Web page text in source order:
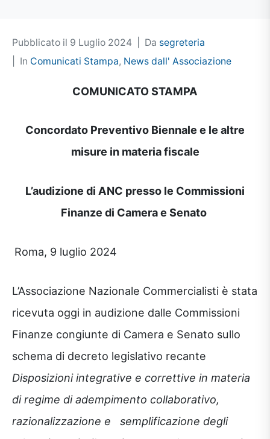
Pubblicato il 9 Luglio 2024 Da segreteria
In Comunicati Stampa, News dall' Associazione
COMUNICATO STAMPA
Concordato Preventivo Biennale e le altre
misure in materia fiscale
L’audizione di ANC presso le Commissioni
Finanze di Camera e Senato
Roma, 9 luglio 2024
L’Associazione Nazionale Commercialisti è stata
ricevuta oggi in audizione dalle Commissioni
Finanze congiunte di Camera e Senato sullo
schema di decreto legislativo recante
Disposizioni integrative e correttive in materia
di regime di adempimento collaborativo,
razionalizzazione e semplificazione degli